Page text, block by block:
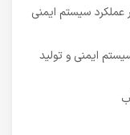
سیستم ایمنی
ایمنی و تولید